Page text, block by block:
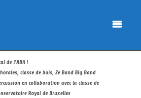
de l’ABH !
classe de bois, Ze Band Big Band
en collaboration avec la classe de
Royal de Bruxelles